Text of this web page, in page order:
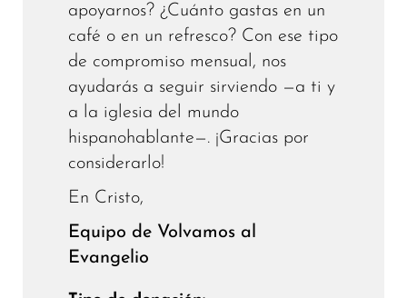
apoyarnos? ¿Cuánto gastas en un
café o en un refresco? Con ese tipo
de compromiso mensual, nos
ayudarás a seguir sirviendo —a ti y
a la iglesia del mundo
hispanohablante—. ¡Gracias por
considerarlo!
En Cristo,
Equipo de Volvamos al
Evangelio